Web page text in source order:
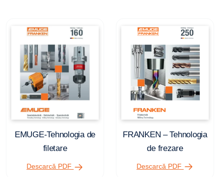
EMUGE-Tehnologia de
filetare
Descarcă PDF
FRANKEN – Tehnologia
de frezare
Descarcă PDF